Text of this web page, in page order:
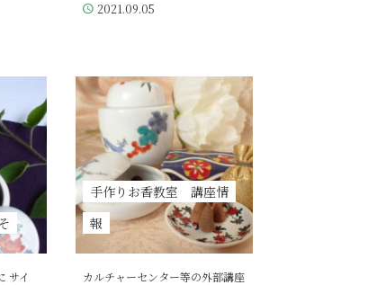
2021.09.05
サイ
手作りお香教室 講座情
報
カルチャーセンター等の外部講座